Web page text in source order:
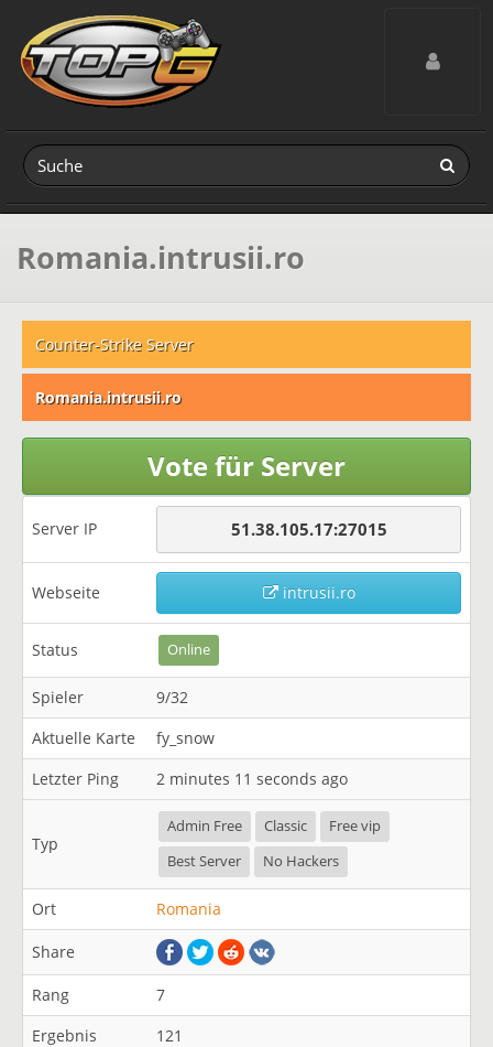
Toggle
Romania.intrusii.ro
Counter-Strike Server
Romania.intrusii.ro
Vote für Server
Server IP 51.38.105.17:27015
Webseite intrusii.ro
Status Online
Spieler
9/32
Aktuelle Karte
fy_snow
Letzter Ping
2 minutes 11 seconds ago
Typ
Admin Free Classic
Free vip
Best Server
No Hackers
Ort Romania
Share
Rang
7
Ergebnis
121